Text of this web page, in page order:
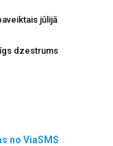
jūlijā
dzestrums
no ViaSMS